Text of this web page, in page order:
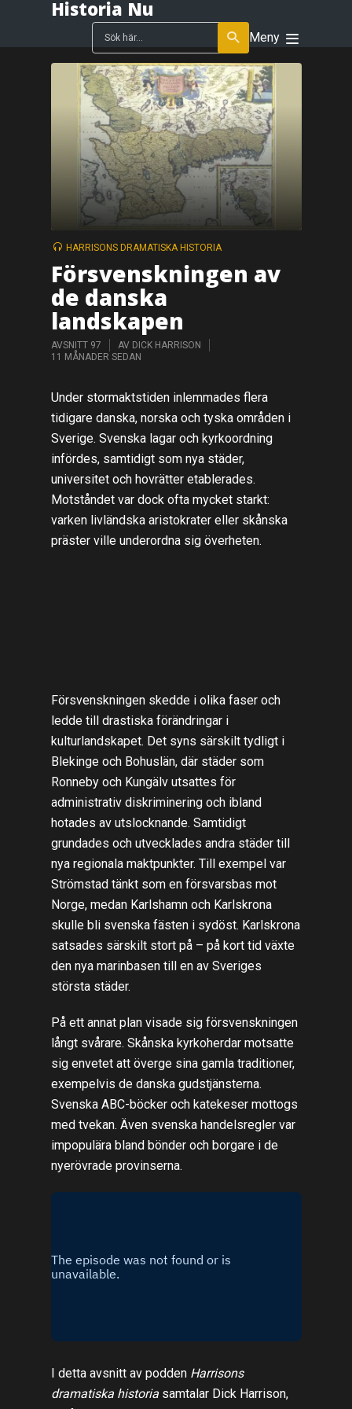
Historia Nu
Meny
HARRISONS DRAMATISKA HISTORIA
Försvenskningen av
de danska
landskapen
AVSNITT 97 AV DICK HARRISON
11 MÅNADER SEDAN
Under stormaktstiden inlemmades flera
tidigare danska, norska och tyska områden i
Sverige. Svenska lagar och kyrkoordning
infördes, samtidigt som nya städer,
universitet och hovrätter etablerades.
Motståndet var dock ofta mycket starkt:
varken livländska aristokrater eller skånska
präster ville underordna sig överheten.
Försvenskningen skedde i olika faser och
ledde till drastiska förändringar i
kulturlandskapet. Det syns särskilt tydligt i
Blekinge och Bohuslän, där städer som
Ronneby och Kungälv utsattes för
administrativ diskriminering och ibland
hotades av utslocknande. Samtidigt
grundades och utvecklades andra städer till
nya regionala maktpunkter. Till exempel var
Strömstad tänkt som en försvarsbas mot
Norge, medan Karlshamn och Karlskrona
skulle bli svenska fästen i sydöst. Karlskrona
satsades särskilt stort på – på kort tid växte
den nya marinbasen till en av Sveriges
största städer.
På ett annat plan visade sig försvenskningen
långt svårare. Skånska kyrkoherdar motsatte
sig envetet att överge sina gamla traditioner,
exempelvis de danska gudstjänsterna.
Svenska ABC-böcker och katekeser mottogs
med tvekan. Även svenska handelsregler var
impopulära bland bönder och borgare i de
nyerövrade provinserna.
I detta avsnitt av podden Harrisons
dramatiska historiasamtalar Dick Harrison,